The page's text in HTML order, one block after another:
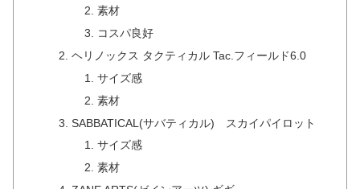
素材
コスパ良好
ヘリノックス タクティカル Tac.フィールド6.0
サイズ感
素材
SABBATICAL(サバティカル) スカイパイロット
サイズ感
素材